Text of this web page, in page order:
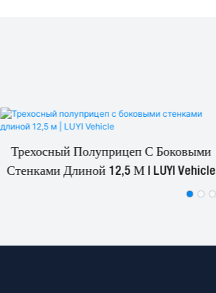
Трехосный Полуприцеп С Боковыми
Стенками Длиной 12,5 М | LUYI Vehicle